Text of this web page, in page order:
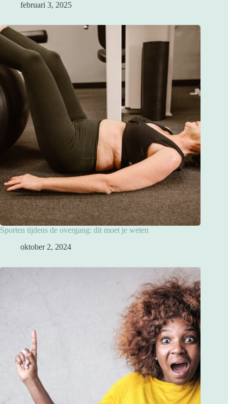
februari 3, 2025
Sporten tijdens de overgang: dit moet je weten
oktober 2, 2024